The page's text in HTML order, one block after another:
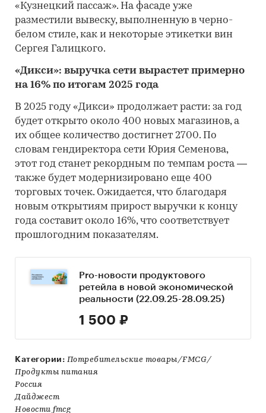
«Кузнецкий пассаж». На фасаде уже
разместили вывеску, выполненную в черно-
белом стиле, как и некоторые этикетки вин
Сергея Галицкого.
«Дикси»: выручка сети вырастет примерно
на 16% по итогам 2025 года
В 2025 году «Дикси» продолжает расти: за год
будет открыто около 400 новых магазинов, а
их общее количество достигнет 2700. По
словам гендиректора сети Юрия Семенова,
этот год станет рекордным по темпам роста —
также будет модернизировано еще 400
торговых точек. Ожидается, что благодаря
новым открытиям прирост выручки к концу
года составит около 16%, что соответствует
прошлогодним показателям.
Pro-новости продуктового
ретейла в новой экономической
реальности (22.09.25-28.09.25)
1 500 ₽
Категории: Потребительские товары/FMCG/
Продукты питания
Россия
Дайджест
Новости fmcg